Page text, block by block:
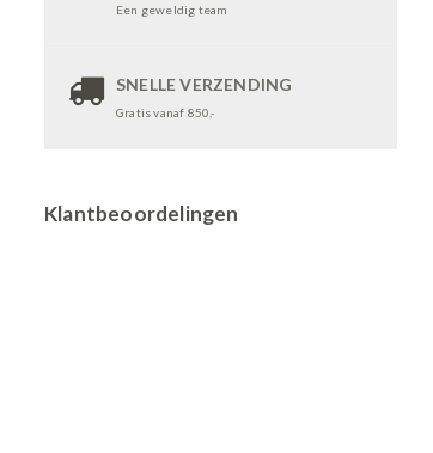
Een geweldig team
SNELLE VERZENDING
Gratis vanaf 850,-
Klantbeoordelingen